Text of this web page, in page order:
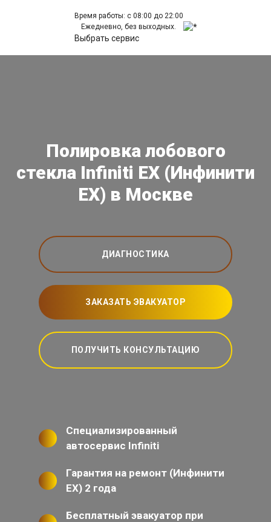
Время работы: с 08:00 до 22:00
Ежедневно, без выходных.
Выбрать сервис
Полировка лобового
стекла Infiniti EX (Инфинити
ЕХ) в Москве
ДИАГНОСТИКА
ЗАКАЗАТЬ ЭВАКУАТОР
ПОЛУЧИТЬ КОНСУЛЬТАЦИЮ
Специализированный
автосервис Infiniti
Гарантия на ремонт (Инфинити
ЕХ) 2 года
Бесплатный эвакуатор при